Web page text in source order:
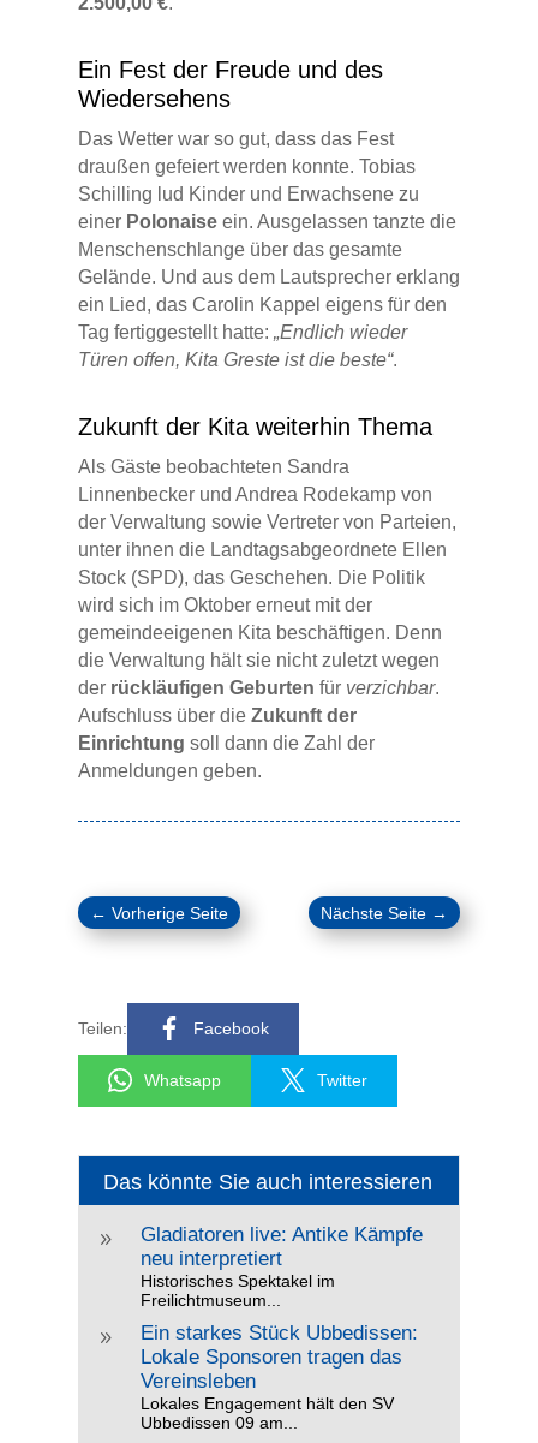
Das könnte Sie auch interessieren
9
Gladiatoren live: Antike Kämpfe
neu interpretiert
Historisches Spektakel im
Freilichtmuseum...
9
Ein starkes Stück Ubbedissen:
Lokale Sponsoren tragen das
Vereinsleben
Lokales Engagement hält den SV
Ubbedissen 09 am...
Ein Fest der Freude und des
Wiedersehens
Das Wetter war so gut, dass das Fest
draußen gefeiert werden konnte. Tobias
Schilling lud Kinder und Erwachsene zu
einer Polonaiseein. Ausgelassen tanzte die
Menschenschlange über das gesamte
Gelände. Und aus dem Lautsprecher erklang
ein Lied, das Carolin Kappel eigens für den
Tag fertiggestellt hatte: „Endlich wieder
Türen offen, Kita Greste ist die beste“.
Zukunft der Kita weiterhin Thema
Als Gäste beobachteten Sandra
Linnenbecker und Andrea Rodekamp von
der Verwaltung sowie Vertreter von Parteien,
unter ihnen die Landtagsabgeordnete Ellen
Stock (SPD), das Geschehen. Die Politik
wird sich im Oktober erneut mit der
gemeindeeigenen Kita beschäftigen. Denn
die Verwaltung hält sie nicht zuletzt wegen
der rückläufigen Geburten für verzichbar.
Aufschluss über die Zukunft der
Einrichtung soll dann die Zahl der
Anmeldungen geben.
← Vorherige Seite Nächste Seite →
Teilen: Facebook
Whatsapp Twitter